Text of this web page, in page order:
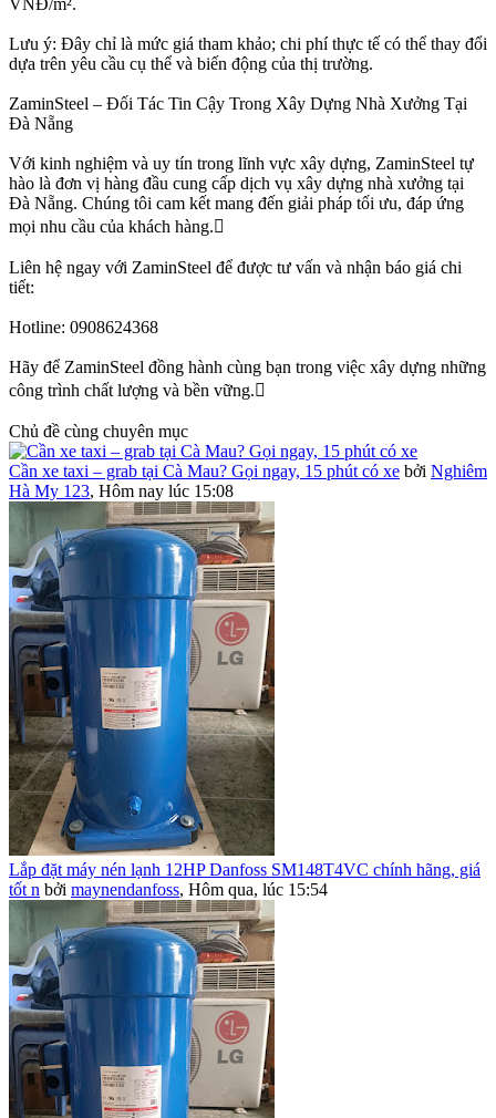
VNĐ/m².
Lưu ý: Đây chỉ là mức giá tham khảo; chi phí thực tế có thể thay đổi
dựa trên yêu cầu cụ thể và biến động của thị trường.
ZaminSteel – Đối Tác Tin Cậy Trong Xây Dựng Nhà Xưởng Tại
Đà Nẵng
Với kinh nghiệm và uy tín trong lĩnh vực xây dựng, ZaminSteel tự
hào là đơn vị hàng đầu cung cấp dịch vụ xây dựng nhà xưởng tại
Đà Nẵng. Chúng tôi cam kết mang đến giải pháp tối ưu, đáp ứng
mọi nhu cầu của khách hàng.
Liên hệ ngay với ZaminSteel để được tư vấn và nhận báo giá chi
tiết:
Hotline: 0908624368
Hãy để ZaminSteel đồng hành cùng bạn trong việc xây dựng những
công trình chất lượng và bền vững.
Chủ đề cùng chuyên mục
Cần xe taxi – grab tại Cà Mau? Gọi ngay, 15 phút có xe bởi Nghiêm
Hà My 123, Hôm nay lúc 15:08
Lắp đặt máy nén lạnh 12HP Danfoss SM148T4VC chính hãng, giá
tốt n bởi maynendanfoss, Hôm qua, lúc 15:54